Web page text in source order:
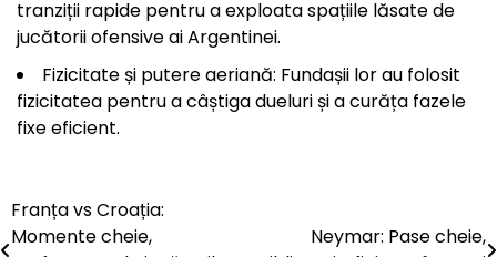
tranziții rapide pentru a exploata spațiile lăsate de
jucătorii ofensive ai Argentinei.
Fizicitate și putere aeriană: Fundașii lor au folosit
fizicitatea pentru a câștiga dueluri și a curăța fazele
fixe eficient.
Post
Franța vs Croația:
Momente cheie,
Neymar: Pase cheie,